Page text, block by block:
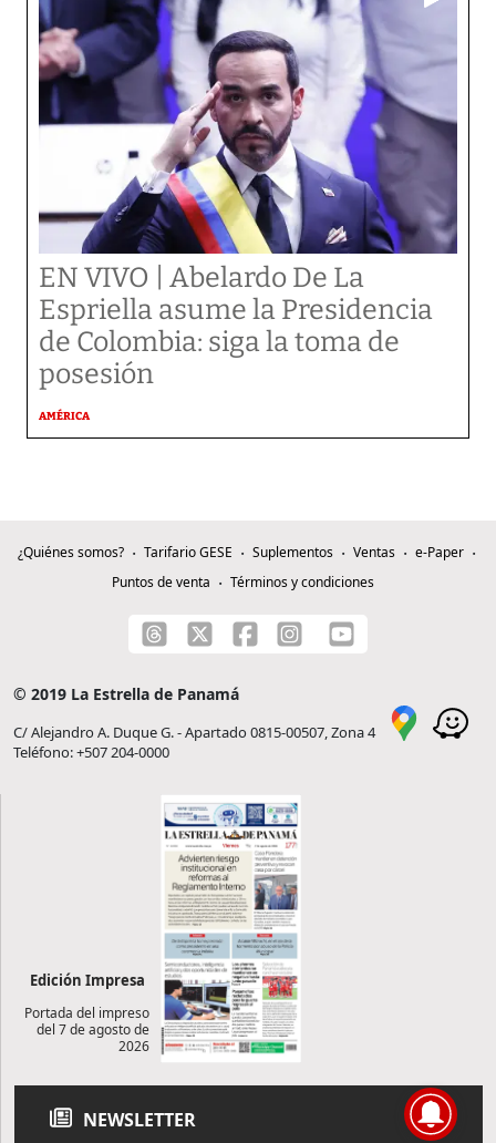
EN VIVO | Abelardo De La
Espriella asume la Presidencia
de Colombia: siga la toma de
posesión
AMÉRICA
¿Quiénes somos? Tarifario GESE Suplementos Ventas
e-Paper
Puntos de venta
Términos y condiciones
© 2019 La Estrella de Panamá
C/ Alejandro A. Duque G. - Apartado 0815-00507, Zona 4
Teléfono: +507 204-0000
Edición Impresa
Portada del impreso
del 7 de agosto de
2026
NEWSLETTER